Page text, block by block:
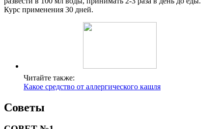
Курс применения 30 дней.
Читайте также:
Какое средство от аллергического кашля
Советы